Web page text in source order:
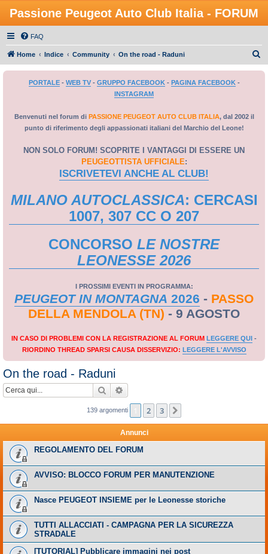
Passione Peugeot Auto Club Italia - FORUM
FAQ
Home Indice Community On the road - Raduni
PORTALE- WEB TV- GRUPPO FACEBOOK- PAGINA FACEBOOK-
INSTAGRAM
Benvenuti nel forum di PASSIONE PEUGEOT AUTO CLUB ITALIA, dal 2002 il
punto di riferimento degli appassionati italiani del Marchio del Leone!
NON SOLO FORUM! SCOPRITE I VANTAGGI DI ESSERE UN
PEUGEOTTISTA UFFICIALE:
ISCRIVETEVI ANCHE AL CLUB!
MILANO AUTOCLASSICA: CERCASI
1007, 307 CC O 207
CONCORSO LE NOSTRE
LEONESSE 2026
I PROSSIMI EVENTI IN PROGRAMMA:
PEUGEOT IN MONTAGNA 2026 - PASSO
DELLA MENDOLA (TN) - 9 AGOSTO
IN CASO DI PROBLEMI CON LA REGISTRAZIONE AL FORUM LEGGERE QUI -
RIORDINO THREAD SPARSI CAUSA DISSERVIZIO: LEGGERE L'AVVISO
On the road - Raduni
Cerca
139 argomenti 2 3
Annunci
REGOLAMENTO DEL FORUM
AVVISO: BLOCCO FORUM PER MANUTENZIONE
Nasce PEUGEOT INSIEME per le Leonesse storiche
TUTTI ALLACCIATI - CAMPAGNA PER LA SICUREZZA
STRADALE
[TUTORIAL] Pubblicare immagini nei post